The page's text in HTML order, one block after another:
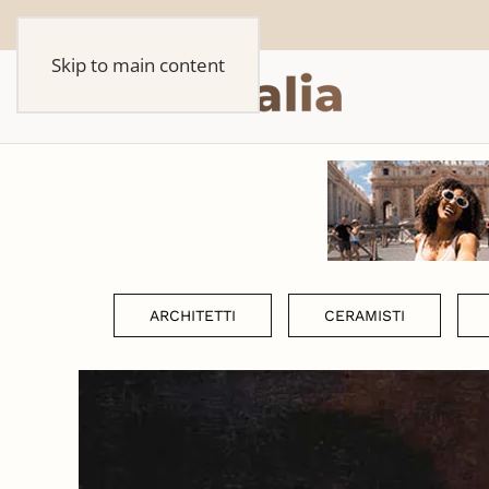
Skip to main content
ARCHITETTI CERAMISTI